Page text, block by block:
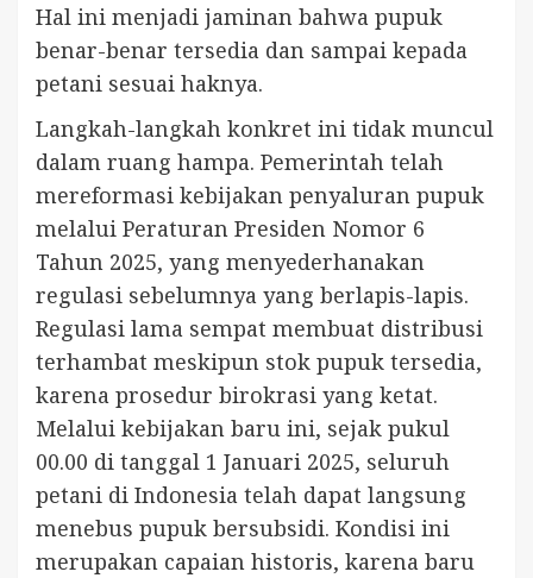
Hal ini menjadi jaminan bahwa pupuk
benar-benar tersedia dan sampai kepada
petani sesuai haknya.
Langkah-langkah konkret ini tidak muncul
dalam ruang hampa. Pemerintah telah
mereformasi kebijakan penyaluran pupuk
melalui Peraturan Presiden Nomor 6
Tahun 2025, yang menyederhanakan
regulasi sebelumnya yang berlapis-lapis.
Regulasi lama sempat membuat distribusi
terhambat meskipun stok pupuk tersedia,
karena prosedur birokrasi yang ketat.
Melalui kebijakan baru ini, sejak pukul
00.00 di tanggal 1 Januari 2025, seluruh
petani di Indonesia telah dapat langsung
menebus pupuk bersubsidi. Kondisi ini
merupakan capaian historis, karena baru